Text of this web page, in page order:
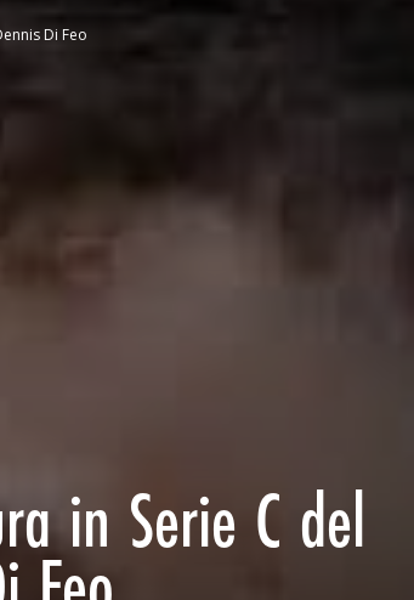
Di Feo
in Serie C del